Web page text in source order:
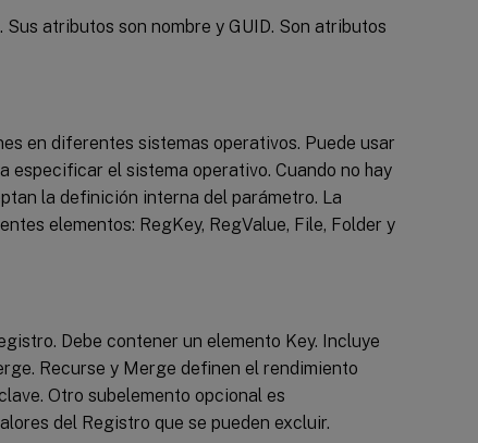
atributos son nombre y GUID. Son atributos
en diferentes sistemas operativos. Puede usar
el sistema operativo. Cuando no hay
la definición interna del parámetro. La
elementos: RegKey, RegValue, File, Folder y
Debe contener un elemento Key. Incluye
Recurse y Merge definen el rendimiento
Otro subelemento opcional es
del Registro que se pueden excluir.